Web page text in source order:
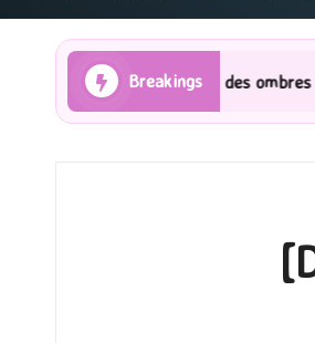
Breakings
et des ombres